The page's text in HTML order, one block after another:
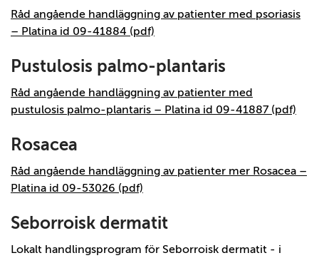
Råd angående handläggning av patienter med psoriasis
– Platina id 09-41884 (pdf)
Pustulosis palmo-plantaris
Råd angående handläggning av patienter med
pustulosis palmo-plantaris – Platina id 09-41887 (pdf)
Rosacea
Råd angående handläggning av patienter mer Rosacea –
Platina id 09-53026 (pdf)
Seborroisk dermatit
Lokalt handlingsprogram för Seborroisk dermatit - i